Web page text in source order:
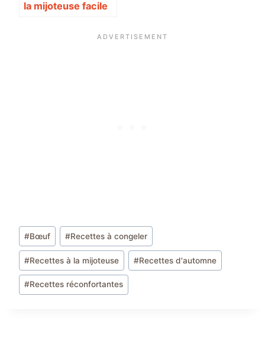
la mijoteuse facile
Étiquettes
de
la
publication :
#Bœuf #Recettes à congeler
#Recettes à la mijoteuse #Recettes d'automne
#Recettes réconfortantes